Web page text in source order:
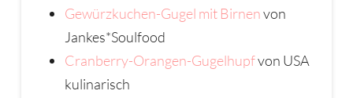
Gewürzkuchen-Gugel mit Birnenvon
Jankes*Soulfood
Cranberry-Orangen-Gugelhupfvon USA
kulinarisch